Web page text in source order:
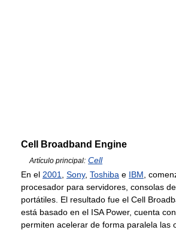
Cell Broadband Engine
Artículo principal: Cell
En el 2001 Sony, Toshiba e IBM ,
procesador para servidores, consolas
portátiles. El resultado fue el Cell
está basado en el ISA Power, cuenta
permiten acelerar de forma paralela las